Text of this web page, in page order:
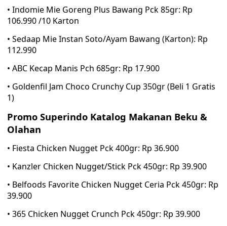
• Indomie Mie Goreng Plus Bawang Pck 85gr: Rp
106.990 /10 Karton
• Sedaap Mie Instan Soto/Ayam Bawang (Karton): Rp
112.990
• ABC Kecap Manis Pch 685gr: Rp 17.900
• Goldenfil Jam Choco Crunchy Cup 350gr (Beli 1 Gratis
1)
Promo Superindo Katalog Makanan Beku &
Olahan
• Fiesta Chicken Nugget Pck 400gr: Rp 36.900
• Kanzler Chicken Nugget/Stick Pck 450gr: Rp 39.900
• Belfoods Favorite Chicken Nugget Ceria Pck 450gr: Rp
39.900
• 365 Chicken Nugget Crunch Pck 450gr: Rp 39.900